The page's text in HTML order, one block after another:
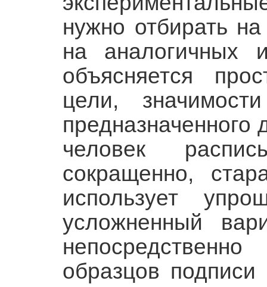
нужно отбирать
на аналогич­ных
объясняется
цели,
предназначенного
человек
сокращенно,
использует
усложненный
образцов